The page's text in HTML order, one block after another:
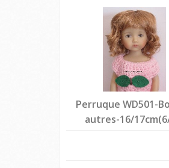
Perruque WD501-
autres-16/